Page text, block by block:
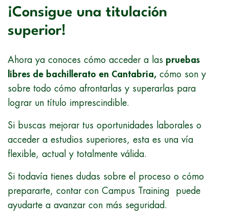
¡Consigue una titulación
superior!
Ahora ya conoces cómo acceder a las pruebas
libres de bachillerato en Cantabria, cómo son y
sobre todo cómo afrontarlas y superarlas para
lograr un título imprescindible.
Si buscas mejorar tus oportunidades laborales o
acceder a estudios superiores, esta es una vía
flexible, actual y totalmente válida.
Si todavía tienes dudas sobre el proceso o cómo
prepararte, contar con Campus Training puede
ayudarte a avanzar con más seguridad.